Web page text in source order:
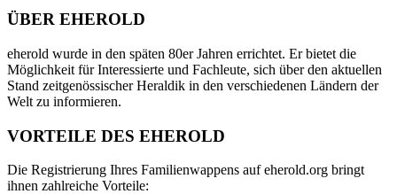
ÜBER EHEROLD
eherold wurde in den späten 80er Jahren errichtet. Er bietet die
Möglichkeit für Interessierte und Fachleute, sich über den aktuellen
Stand zeitgenössischer Heraldik in den verschiedenen Ländern der
Welt zu informieren.
VORTEILE DES EHEROLD
Die Registrierung Ihres Familienwappens auf eherold.org bringt
ihnen zahlreiche Vorteile: